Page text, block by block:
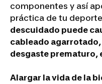
componentes y así
práctica de tu
descuidado puede
cableado
desgaste prematuro,
Alargar la vida de la